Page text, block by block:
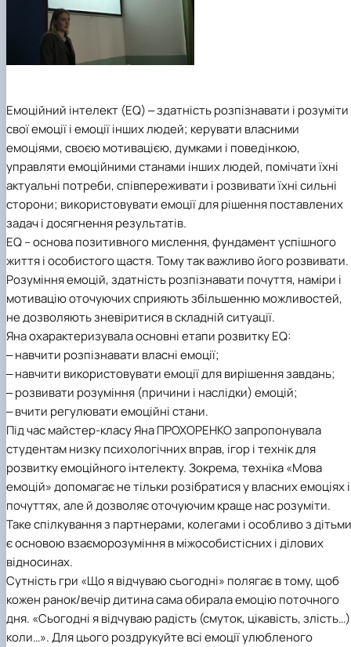
Емоційний інтелект (EQ) ‒ здатність розпізнавати і розуміти
свої емоції і емоції інших людей; керувати власними
емоціями, своєю мотивацією, думками і поведінкою,
управляти емоційними станами інших людей, помічати їхні
актуальні потреби, співпереживати і розвивати їхні сильні
сторони; використовувати емоції для рішення поставлених
задач і досягнення результатів.
EQ – основа позитивного мислення, фундамент успішного
життя і особистого щастя. Тому так важливо його розвивати.
Розуміння емоцій, здатність розпізнавати почуття, наміри і
мотивацію оточуючих сприяють збільшенню можливостей,
не дозволяють зневіритися в складній ситуації.
Яна охарактеризувала основні етапи розвитку EQ:
‒ навчити розпізнавати власні емоції;
‒ навчити використовувати емоції для вирішення завдань;
‒ розвивати розуміння (причини і наслідки) емоцій;
‒ вчити регулювати емоційні стани.
Під час майстер-класу Яна ПРОХОРЕНКО запропонувала
студентам низку психологічних вправ, ігор і технік для
розвитку емоційного інтелекту. Зокрема, техніка «Мова
емоцій» допомагає не тільки розібратися у власних емоціях і
почуттях, але й дозволяє оточуючим краще нас розуміти.
Таке спілкування з партнерами, колегами і особливо з дітьми
є основою взаєморозуміння в міжособистісних і ділових
відносинах.
Сутність гри «Що я відчуваю сьогодні» полягає в тому, щоб
кожен ранок/вечір дитина сама обирала емоцію поточного
дня. «Сьогодні я відчуваю радість (смуток, цікавість,
коли…». Для цього роздрукуйте всі емоції улюбленого